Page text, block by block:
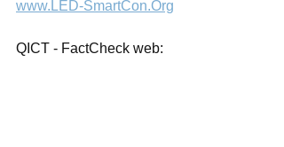
www.LED-SmartCon.Org
QICT - FactCheck web: